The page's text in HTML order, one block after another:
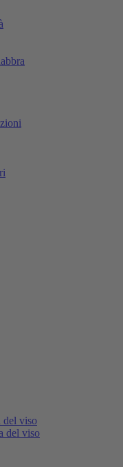
del viso
del viso